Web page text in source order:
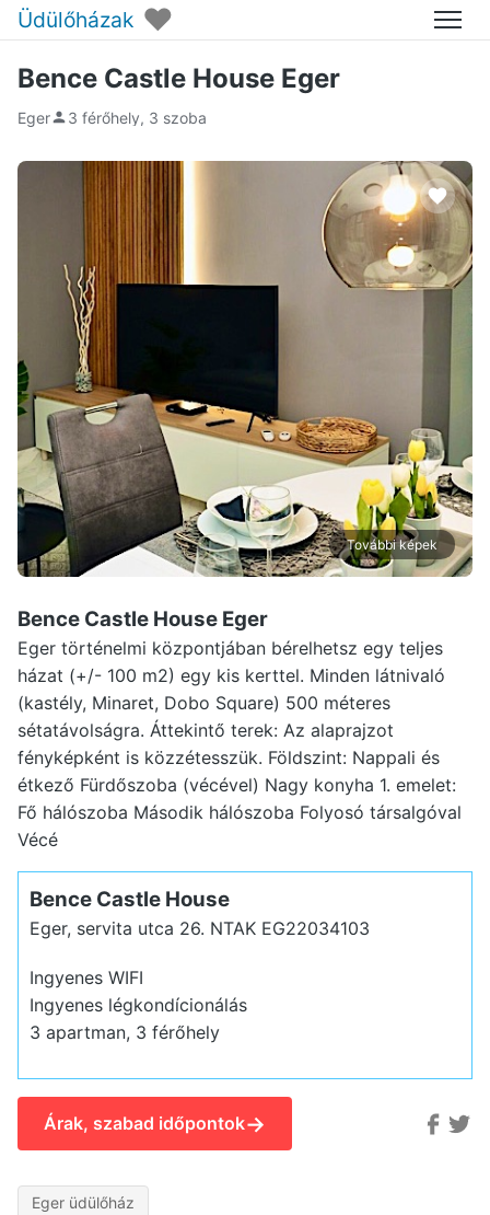
Üdülőházak ♥ Menü
Bence Castle House Eger
Eger 3 férőhely, 3 szoba
További képek
Bence Castle House Eger
Eger történelmi központjában bérelhetsz egy teljes
házat (+/- 100 m2) egy kis kerttel. Minden látnivaló
(kastély, Minaret, Dobo Square) 500 méteres
sétatávolságra. Áttekintő terek: Az alaprajzot
fényképként is közzétesszük. Földszint: Nappali és
étkező Fürdőszoba (vécével) Nagy konyha 1. emelet:
Fő hálószoba Második hálószoba Folyosó társalgóval
Vécé
Bence Castle House
Eger, servita utca 26. NTAK EG22034103
Ingyenes WIFI
Ingyenes légkondícionálás
3 apartman, 3 férőhely
Árak, szabad időpontok→
Eger üdülőház